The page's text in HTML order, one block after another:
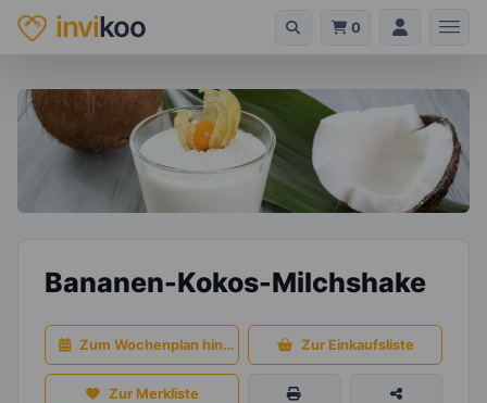
invikoo 0
Bananen-Kokos-Milchshake
Zum Wochenplan hinzufügen Zur Einkaufsliste
Zur Merkliste